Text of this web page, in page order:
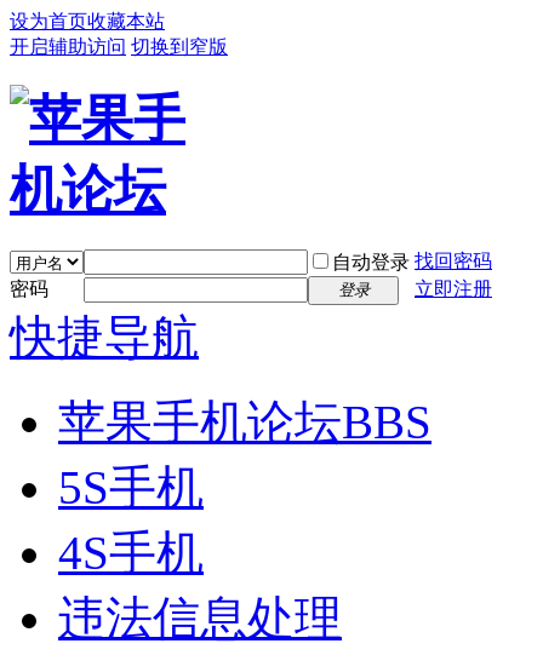
设为首页收藏本站
开启辅助访问 切换到窄版
自动登录 找回密码
密码
登录 立即注册
快捷导航
苹果手机论坛BBS
5S手机
4S手机
违法信息处理